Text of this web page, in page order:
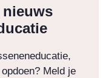
nieuws
Meld je